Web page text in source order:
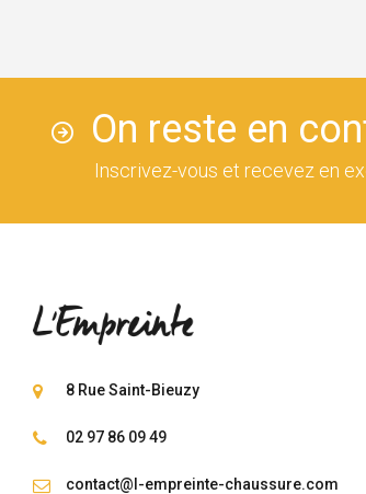
On reste en
Inscrivez-vous et recevez en
8 Rue Saint-Bieuzy
02 97 86 09 49
contact@l-empreinte-chaussure.com